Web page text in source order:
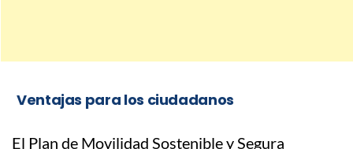
Ventajas para los ciudadanos
El Plan de Movilidad Sostenible y Segura